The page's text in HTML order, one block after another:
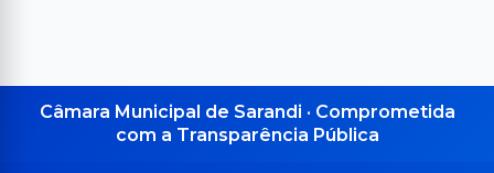
Câmara Municipal de Sarandi · Comprometida
com a Transparência Pública